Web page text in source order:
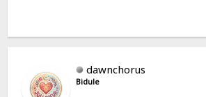
dawnchorus
Bidule